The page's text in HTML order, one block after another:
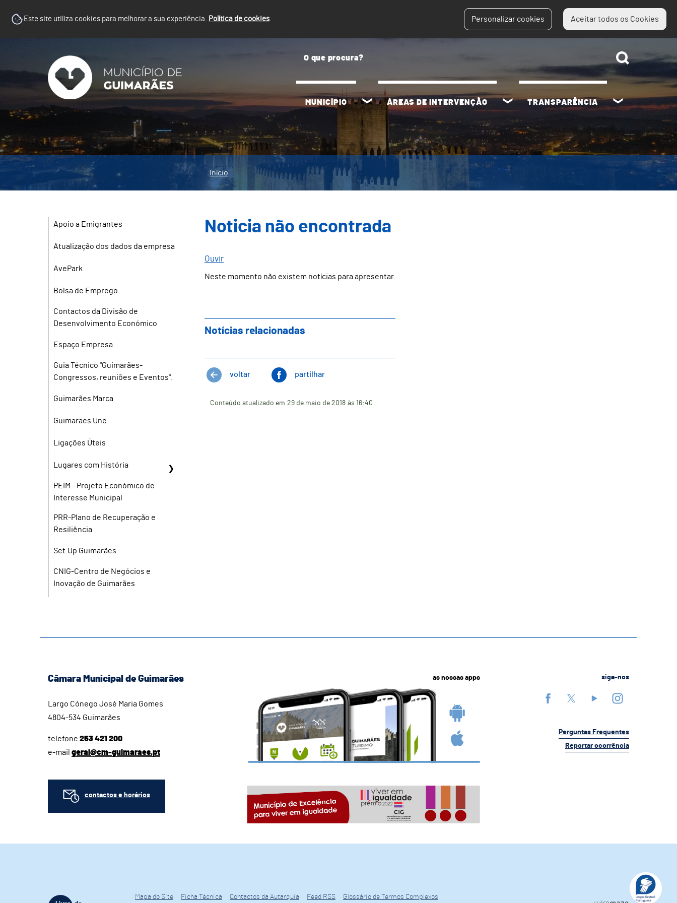
Este site utiliza cookies para melhorar a sua experiência. Política de cookies. Personalizar cookies Aceitar todos os Cookies
MUNICÍPIO ÁREAS DE INTERVENÇÃO TRANSPARÊNCIA
Início
Apoio a Emigrantes
Atualização dos dados da empresa
AvePark
Bolsa de Emprego
Contactos da Divisão de
Desenvolvimento Económico
Espaço Empresa
Guia Técnico "Guimarães-
Congressos, reuniões e Eventos".
Guimarães Marca
Guimaraes Une
Ligações Úteis
Lugares com História
PEIM - Projeto Económico de
Interesse Municipal
PRR-Plano de Recuperação e
Resiliência
Set.Up Guimarães
CNIG-Centro de Negócios e
Inovação de Guimarães
Noticia não encontrada
Ouvir
Neste momento não existem notícias para apresentar.
Notícias relacionadas
voltar partilhar
Conteúdo atualizado em 29 de maio de 2018 às 16:40
Câmara Municipal de Guimarães
Largo Cónego José Maria Gomes
4804-534 Guimarães
telefone 253 421 200
e-mail geral@cm-guimaraes.pt
contactos e horários
as nossas apps siga-nos
Perguntas Frequentes
Reportar ocorrência
Mapa do Site Ficha Técnica Contactos da Autarquia Feed RSS Glossário de Termos Complexos